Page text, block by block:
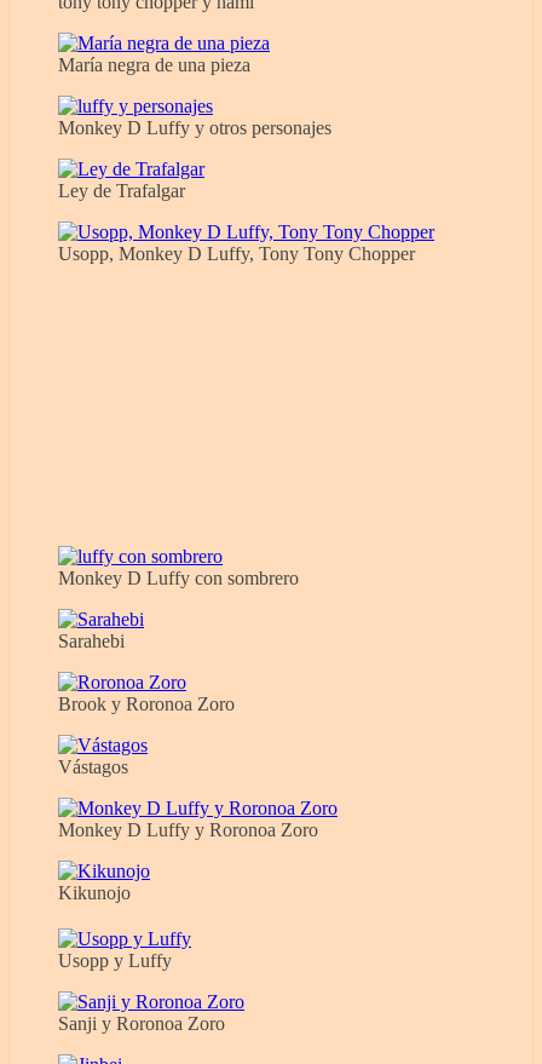
María negra de una pieza
Monkey D Luffy y otros personajes
Ley de Trafalgar
Usopp, Monkey D Luffy, Tony Tony Chopper
Monkey D Luffy con sombrero
Sarahebi
Brook y Roronoa Zoro
Vástagos
Monkey D Luffy y Roronoa Zoro
Kikunojo
Usopp y Luffy
Sanji y Roronoa Zoro